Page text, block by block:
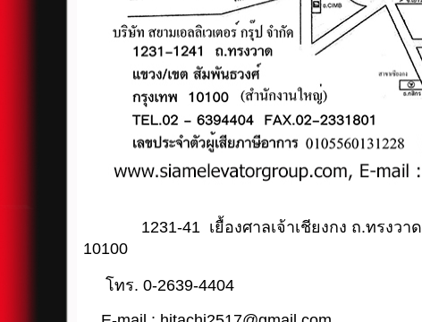
1231-41 เยื้องศาลเจ้าเชียงกง ถ.ทรงวาด
10100
โทร. 0-2639-4404